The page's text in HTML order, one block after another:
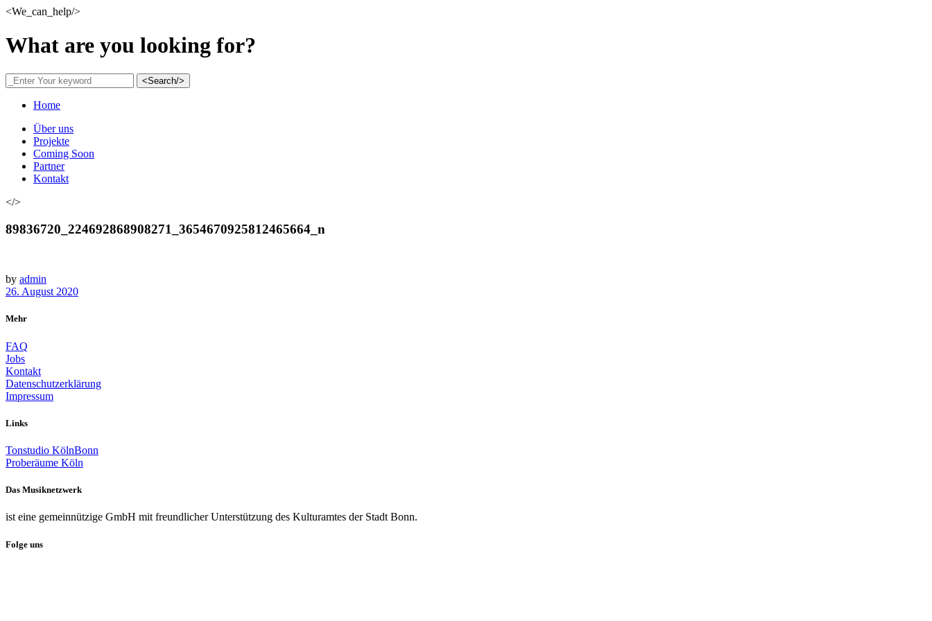
<We_can_help/>
What are you looking for?
<Search/>
Home
Über uns
Projekte
Coming Soon
Partner
Kontakt
</>
89836720_224692868908271_3654670925812465664_n
by admin
26. August 2020
Mehr
FAQ
Jobs
Kontakt
Datenschutzerklärung
Impressum
Links
Tonstudio KölnBonn
Proberäume Köln
Das Musiknetzwerk
ist eine gemeinnützige GmbH mit freundlicher Unterstützung des Kulturamtes der Stadt Bonn.
Folge uns